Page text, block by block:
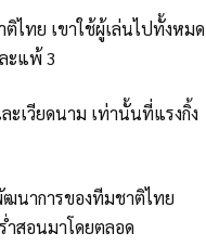
ไทย เขาใช้ผู้เล่นไปทั้งหมด
ะแพ้ 3
เวียดนาม เท่านั้นที่แรงกิ้ง
ฒนาการของทีมชาติไทย
สอนมาโดยตลอด